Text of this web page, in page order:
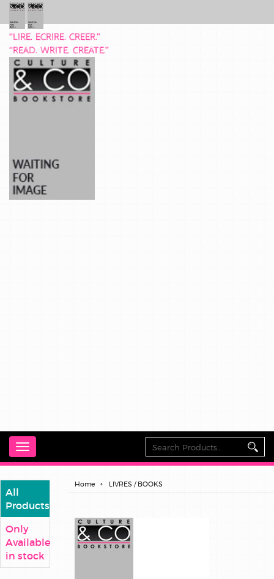
“LIRE. ECRIRE. CREER.”
“READ. WRITE. CREATE.”
Toggle
navigation
All
Products
Only
Available
in stock
Home LIVRES / BOOKS